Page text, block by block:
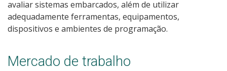
Calendário de inscrições
Cotas
avaliar sistemas embarcados, além de utilizar
adequadamente ferramentas, equipamentos,
dispositivos e ambientes de programação.
Mercado de trabalho